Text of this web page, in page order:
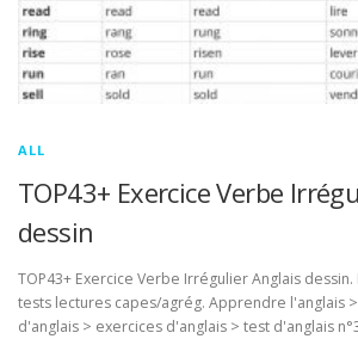
ALL
TOP43+ Exercice Verbe
dessin
TOP43+ Exercice Verbe Irrégulier Anglais
tests lectures capes/agrég. Apprendre l'anglais
d'anglais > exercices d'anglais > test d'anglais